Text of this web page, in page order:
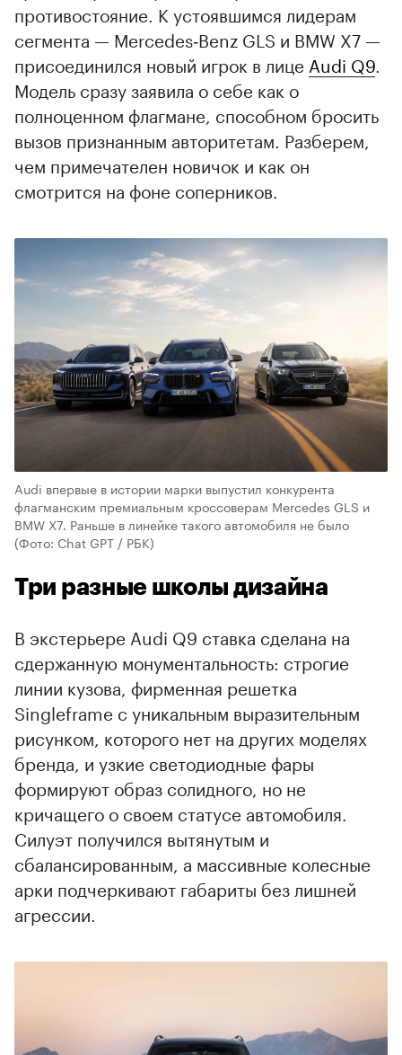
противостояние. К устоявшимся лидерам
сегмента — Mercedes‑Benz GLS и BMW X7 —
присоединился новый игрок в лице Audi Q9.
Модель сразу заявила о себе как о
полноценном флагмане, способном бросить
вызов признанным авторитетам. Разберем,
чем примечателен новичок и как он
смотрится на фоне соперников.
Audi впервые в истории марки выпустил конкурента
флагманским премиальным кроссоверам Mercedes GLS и
BMW X7. Раньше в линейке такого автомобиля не было
(Фото: Chat GPT / РБК)
00:00 00:00
Три разные школы дизайна
В экстерьере Audi Q9 ставка сделана на
сдержанную монументальность: строгие
линии кузова, фирменная решетка
Singleframe с уникальным выразительным
рисунком, которого нет на других моделях
бренда, и узкие светодиодные фары
формируют образ солидного, но не
кричащего о своем статусе автомобиля.
Силуэт получился вытянутым и
сбалансированным, а массивные колесные
арки подчеркивают габариты без лишней
агрессии.